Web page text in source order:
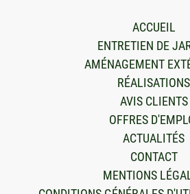
ACCUEIL
ENTRETIEN DE
AMÉNAGEMENT
RÉALISATIONS
AVIS CLIENTS
OFFRES
ACTUALITÉS
CONTACT
MENTIONS